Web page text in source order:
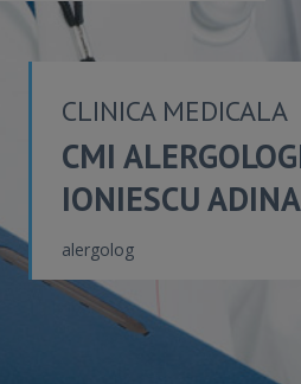
CLINICA MEDICALA
CMI
IONIESCU ADINA
alergolog